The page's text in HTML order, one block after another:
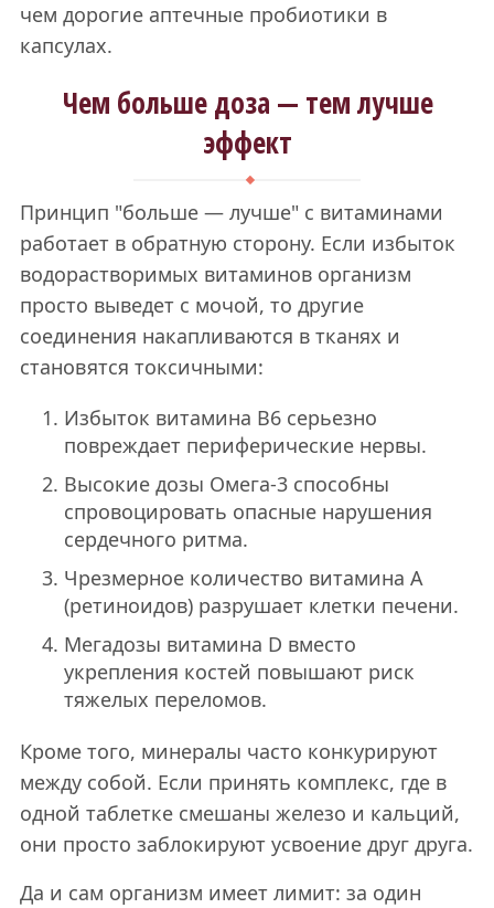
чем дорогие аптечные пробиотики в
капсулах.
Чем больше доза — тем лучше
эффект
Принцип "больше — лучше" с витаминами
работает в обратную сторону. Если избыток
водорастворимых витаминов организм
просто выведет с мочой, то другие
соединения накапливаются в тканях и
становятся токсичными:
Избыток витамина B6 серьезно
повреждает периферические нервы.
Высокие дозы Омега-3 способны
спровоцировать опасные нарушения
сердечного ритма.
Чрезмерное количество витамина А
(ретиноидов) разрушает клетки печени.
Мегадозы витамина D вместо
укрепления костей повышают риск
тяжелых переломов.
Кроме того, минералы часто конкурируют
между собой. Если принять комплекс, где в
одной таблетке смешаны железо и кальций,
они просто заблокируют усвоение друг друга.
Да и сам организм имеет лимит: за один